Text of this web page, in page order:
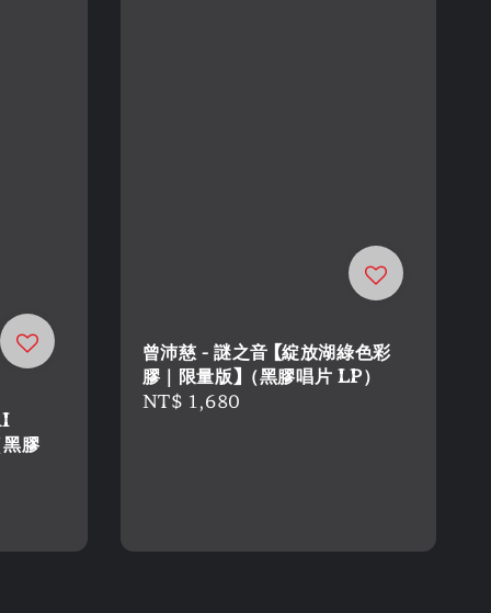
膠
曾沛慈 - 謎之音 【綻放湖綠色彩
膠｜限量版】（黑膠唱片 LP）
Regular
NT$ 1,680